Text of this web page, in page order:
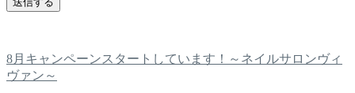
8月キャンペーンスタートしています！～ネイルサロンヴィ
ヴァン～